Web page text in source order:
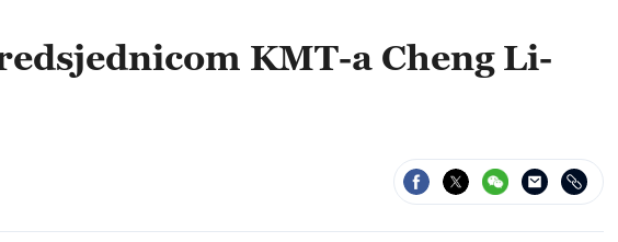
KMT-a Cheng Li-